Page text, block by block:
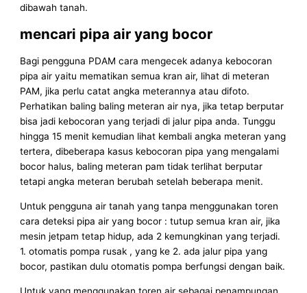
dibawah tanah.
mencari pipa air yang bocor
Bagi pengguna PDAM cara mengecek adanya kebocoran
pipa air yaitu mematikan semua kran air, lihat di meteran
PAM, jika perlu catat angka meterannya atau difoto.
Perhatikan baling baling meteran air nya, jika tetap berputar
bisa jadi kebocoran yang terjadi di jalur pipa anda. Tunggu
hingga 15 menit kemudian lihat kembali angka meteran yang
tertera, dibeberapa kasus kebocoran pipa yang mengalami
bocor halus, baling meteran pam tidak terlihat berputar
tetapi angka meteran berubah setelah beberapa menit.
Untuk pengguna air tanah yang tanpa menggunakan toren
cara deteksi pipa air yang bocor : tutup semua kran air, jika
mesin jetpam tetap hidup, ada 2 kemungkinan yang terjadi.
1. otomatis pompa rusak , yang ke 2. ada jalur pipa yang
bocor, pastikan dulu otomatis pompa berfungsi dengan baik.
Untuk yang menggunakan toren air sebagai penampungan